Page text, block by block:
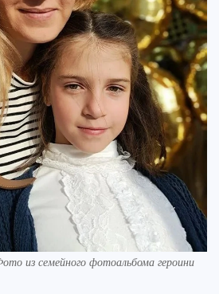
из семейного фотоальбома героини